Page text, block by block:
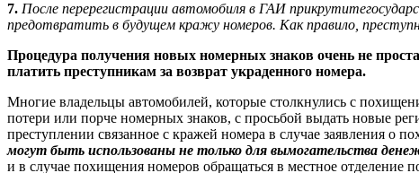
7. После перерегистрации автомобиля в ГАИ
предотвратить в будущем кражу номеров. Как правило,
Процедура получения новых номерных знаков очень не
платить преступникам за возврат украденного номера.
Многие владельцы автомобилей, которые столкнулись с
потери или порче номерных знаков, с просьбой выдать новые
преступлении связанное с кражей номера в случае заявления
могут быть использованы не только для вымогательства
и в случае похищения номеров обращаться в местное отделение